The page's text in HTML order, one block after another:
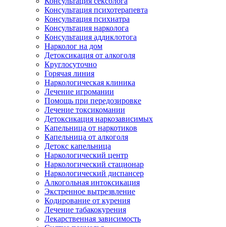
Консультация психотерапевта
Консультация психиатра
Консультация нарколога
Консультация аддиклотога
Нарколог на дом
Детоксикация от алкоголя
Круглосуточно
Горячая линия
Наркологическая клиника
Лечение игромании
Помощь при передозировке
Лечение токсикомании
Детоксикация наркозависимых
Капельница от наркотиков
Капельница от алкоголя
Детокс капельница
Наркологический центр
Наркологический стационар
Наркологический диспансер
Алкогольная интоксикация
Экстренное вытрезвление
Кодирование от курения
Лечение табакокурения
Лекарственная зависимость